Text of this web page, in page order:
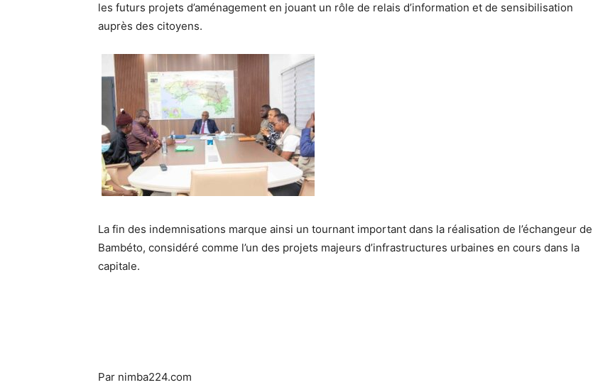
les futurs projets d’aménagement en jouant un rôle de relais d’information et de sensibilisation
auprès des citoyens.
La fin des indemnisations marque ainsi un tournant important dans la réalisation de l’échangeur de
Bambéto, considéré comme l’un des projets majeurs d’infrastructures urbaines en cours dans la
capitale.
Par nimba224.com